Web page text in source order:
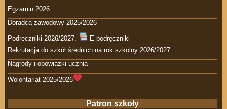
Egzamin 2026
Doradca zawodowy 2025/2026
Podręczniki 2026/2027.
E-podręczniki
Rekrutacja do szkół średnich na rok szkolny 2026/2027
Nagrody i obowiązki ucznia
Wolontariat 2025/2026
Patron szkoły